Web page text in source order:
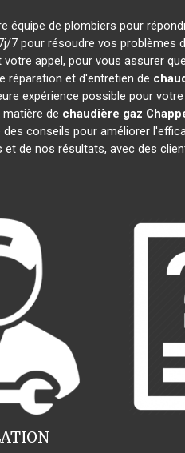
équipe de plombiers pour
7 pour résoudre vos problèmes
appel, pour vous assurer
et d'entretien de
expérience possible pour votre
de chaudière gaz
des conseils pour améliorer
et de nos résultats, avec des